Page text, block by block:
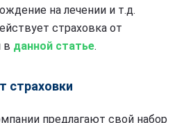
на лечении и т.д.
страховка от
в данной статье.
страховки
предлагают свой набор